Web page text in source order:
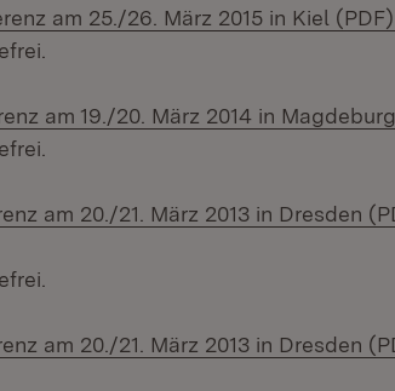
am 25./26. März 2015 in Kiel (PDF)
am 19./20. März 2014 in
am 20./21. März 2013 in Dresden
am 20./21. März 2013 in Dresden